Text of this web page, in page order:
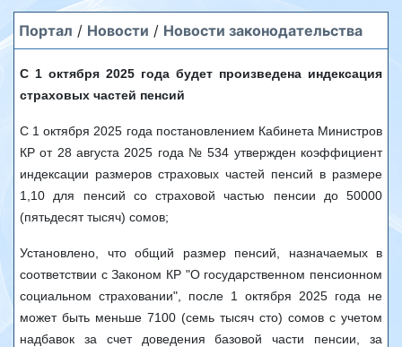
Портал / Новости / Новости законодательства
С 1 октября 2025 года будет произведена индексация
страховых частей пенсий
С 1 октября 2025 года постановлением Кабинета Министров
КР от 28 августа 2025 года № 534 утвержден коэффициент
индексации размеров страховых частей пенсий в размере
1,10 для пенсий со страховой частью пенсии до 50000
(пятьдесят тысяч) сомов;
Установлено, что общий размер пенсий, назначаемых в
соответствии с Законом КР "О государственном пенсионном
социальном страховании", после 1 октября 2025 года не
может быть меньше 7100 (семь тысяч сто) сомов с учетом
надбавок за счет доведения базовой части пенсии, за